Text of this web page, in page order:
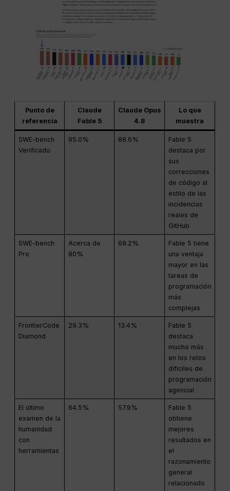
Punto de
referencia
Claude
Fable 5
Claude Opus
4.8
Lo que
muestra
SWE-bench
Verificado
95.0% 88.6%
Fable 5
destaca por
sus
correcciones
de código al
estilo de las
incidencias
reales de
GitHub
SWE-bench
Pro
Acerca de
80%
69.2%
Fable 5 tiene
una ventaja
mayor en las
tareas de
programación
más
complejas
FrontierCode
Diamond
29.3% 13.4%
Fable 5
destaca
mucho más
en los retos
difíciles de
programación
agencial
El último
examen de la
humanidad
con
herramientas
64.5% 57.9%
Fable 5
obtiene
mejores
resultados en
el
razonamiento
general
relacionado